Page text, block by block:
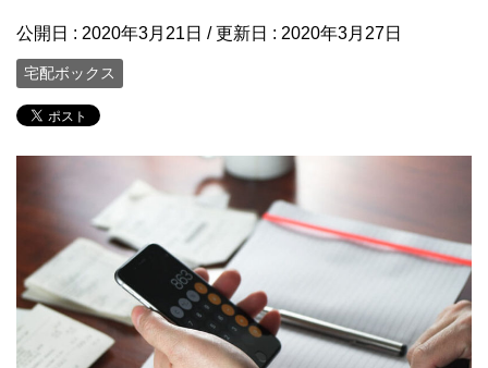
公開日 : 2020年3月21日 / 更新日 : 2020年3月27日
宅配ボックス